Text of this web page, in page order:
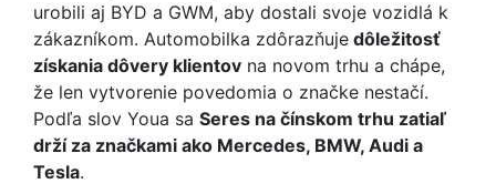
urobili aj BYD a GWM, aby dostali svoje vozidlá k
zákazníkom. Automobilka zdôrazňuje dôležitosť
získania dôvery klientov na novom trhu a chápe,
že len vytvorenie povedomia o značke nestačí.
Podľa slov Youa sa Seres na čínskom trhu zatiaľ
drží za značkami ako Mercedes, BMW, Audi a
Tesla.